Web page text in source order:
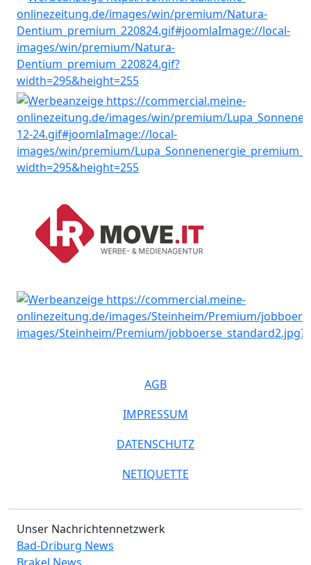
AGB
IMPRESSUM
DATENSCHUTZ
NETIQUETTE
Unser Nachrichtennetzwerk
Bad-Driburg News